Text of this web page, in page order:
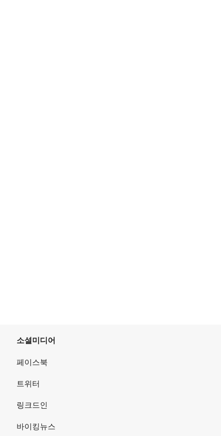
소셜미디어
페이스북
트위터
링크드인
바이킹뉴스